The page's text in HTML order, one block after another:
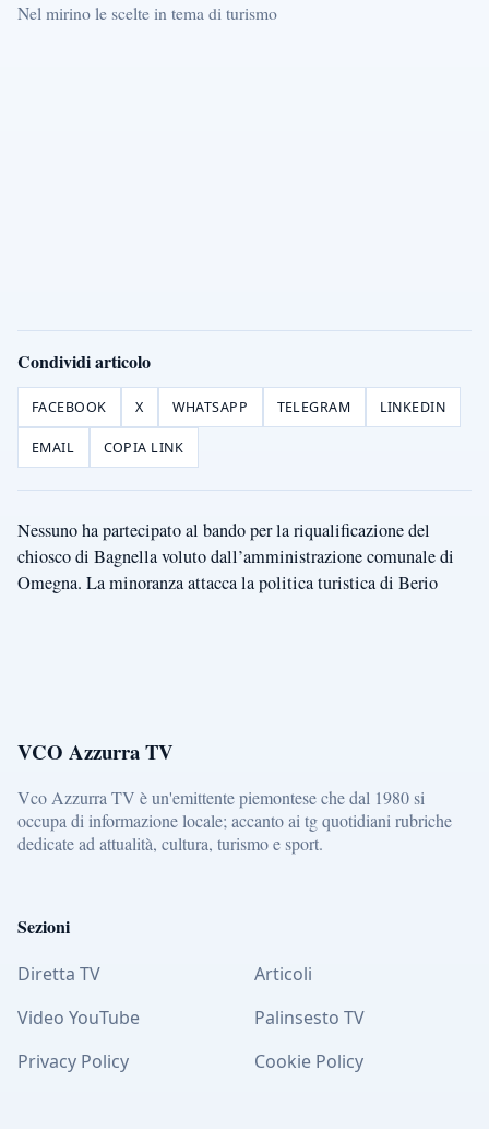
Nel mirino le scelte in tema di turismo
Condividi articolo
FACEBOOK X WHATSAPP TELEGRAM LINKEDIN
EMAIL COPIA LINK
Nessuno ha partecipato al bando per la riqualificazione del
chiosco di Bagnella voluto dall’amministrazione comunale di
Omegna. La minoranza attacca la politica turistica di Berio
VCO Azzurra TV
Vco Azzurra TV è un'emittente piemontese che dal 1980 si
occupa di informazione locale; accanto ai tg quotidiani rubriche
dedicate ad attualità, cultura, turismo e sport.
Sezioni
Diretta TV
Articoli
Video YouTube
Palinsesto TV
Privacy Policy
Cookie Policy